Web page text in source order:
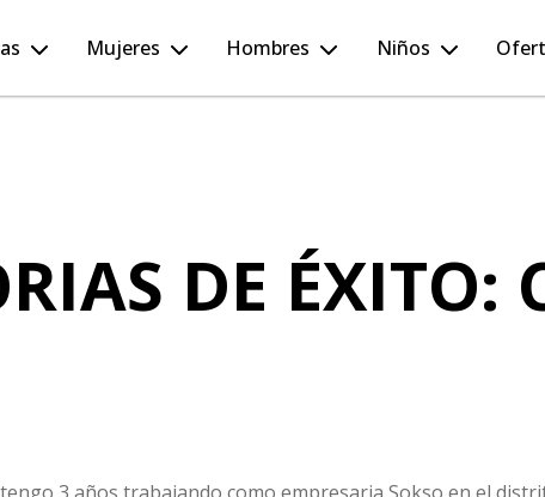
Mujeres Hombres Niños
DE ÉXITO: